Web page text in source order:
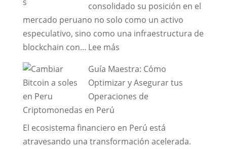
y
cómo
funciona?
consolidado su posición en el
mercado peruano no solo como un activo
especulativo, sino como una infraestructura de
blockchain con... Lee más:
(ADA)
en
Perú:
de
Gestión
Guía Maestra: Cómo
Optimizar y Asegurar tus
Operaciones de
Criptomonedas en Perú
El ecosistema financiero en Perú está
atravesando una transformación acelerada.